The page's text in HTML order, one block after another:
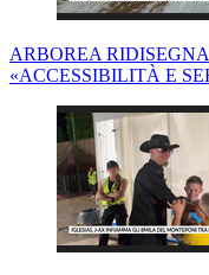
ARBOREA
«ACCESSIBILITÀ E